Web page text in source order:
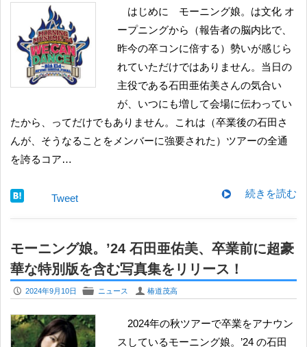
はじめに モーニング娘。は文化 オ
ープニングから（報告者の脳内比で、
昨今の卒コンに倍する）勢いが感じら
れていただけではありません。当日の
主役である石田亜佑美さんの気合い
が、いつにも増して会場に伝わってい
たから、ってだけでもありません。これは（卒業後の石田さ
んが、そうなることをメンバーに強要された）ツアーの全通
を誇るコア…
続きを読む
Tweet
モーニング娘。’24 石田亜佑美、卒業前に超豪
華な特別版を含む写真集をリリース！
P 2024年9月10日 F ニュース U 椿道茂高
2024年の秋ツアーで卒業をアナウン
スしているモーニング娘。’24 の石田